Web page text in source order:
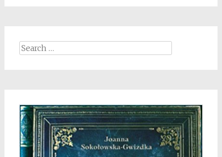
Search
for: